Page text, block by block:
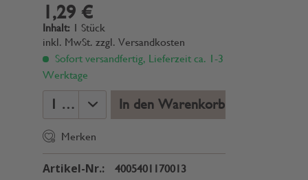
1,29 €
Inhalt: 1 Stück
inkl. MwSt. zzgl. Versandkosten
Sofort versandfertig, Lieferzeit ca. 1-3
Werktage
In den Warenkorb
Merken
Artikel-Nr.:
4005401170013